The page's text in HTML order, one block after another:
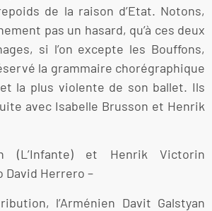
de la raison d’Etat. Notons,
pas un hasard, qu’à ces deux
si l’on excepte les Bouffons,
la grammaire chorégraphique
la plus violente de son ballet. Ils
avec Isabelle Brusson et Henrik
(L’Infante) et Henrik Victorin
David Herrero –
l’Arménien Davit Galstyan